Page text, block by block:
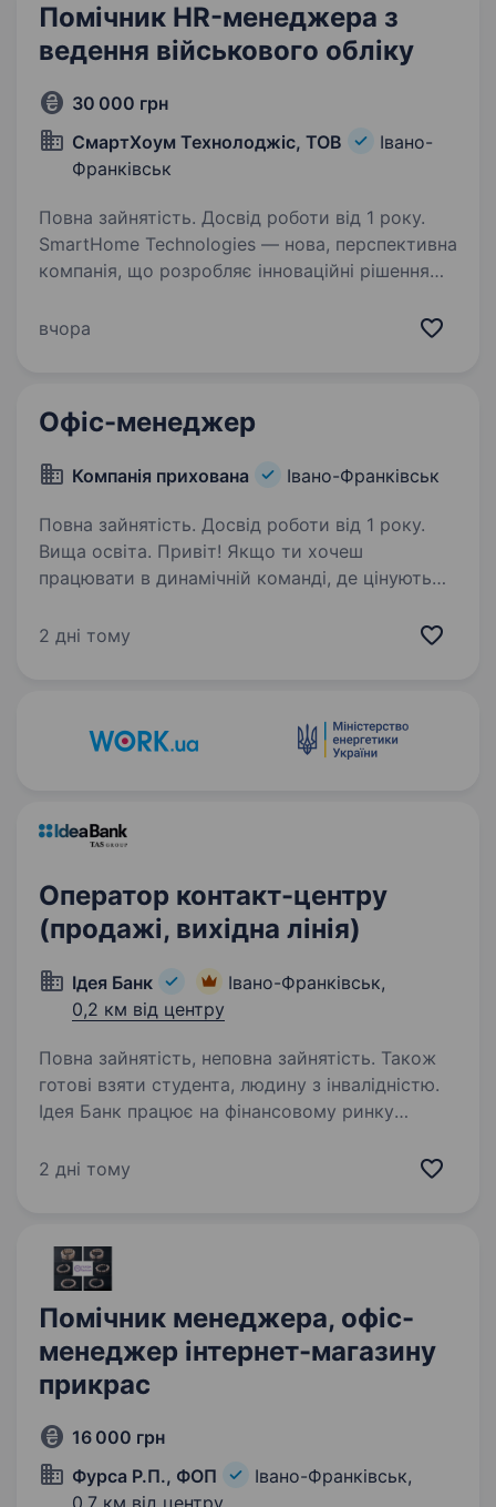
Помічник HR-менеджера з
ведення військового обліку
30 000 грн
СмартХоум Технолоджіс, ТОВ
Івано-
Франківськ
Повна зайнятість. Досвід роботи від 1 року.
SmartHome Technologies — нова, перспективна
компанія, що розробляє інноваційні рішення
створенням систем для розумних будинків,
вчора
Офіс-менеджер
Компанія прихована Івано-Франківськ
Повна зайнятість. Досвід роботи від 1 року.
Вища освіта. Привіт! Якщо ти хочеш
працювати в динамічній команді, де цінують
ми запрошуємо тебе стати нашим офіс-
2 дні тому
Оператор контакт-центру
(продажі, вихідна лінія)
Ідея Банк
Івано-Франківськ,
0,2 км від центру
Повна зайнятість, неповна зайнятість. Також
готові взяти студента, людину з інвалідністю.
Ідея Банк працює на фінансовому ринку
зарекомендував себе як надійний фінансовий
розвиток персоналу,…
2 дні тому
Помічник менеджера, офіс-
менеджер інтернет-магазину
прикрас
16 000 грн
Фурса Р.П., ФОП
Івано-Франківськ,
0,7 км від центру